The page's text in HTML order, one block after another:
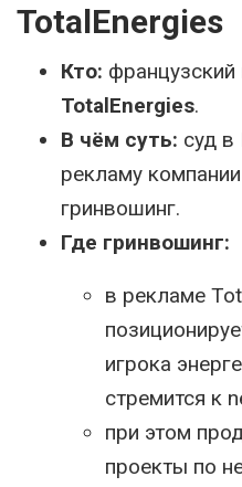
TotalEnergies
Кто: французский
TotalEnergies.
В чём суть: суд
рекламу компании
гринвошинг.
Где гринвошинг:
в рекламе
игрока
стремится к
при этом
проекты по